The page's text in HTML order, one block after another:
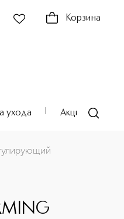
Корзина
ухода Акции